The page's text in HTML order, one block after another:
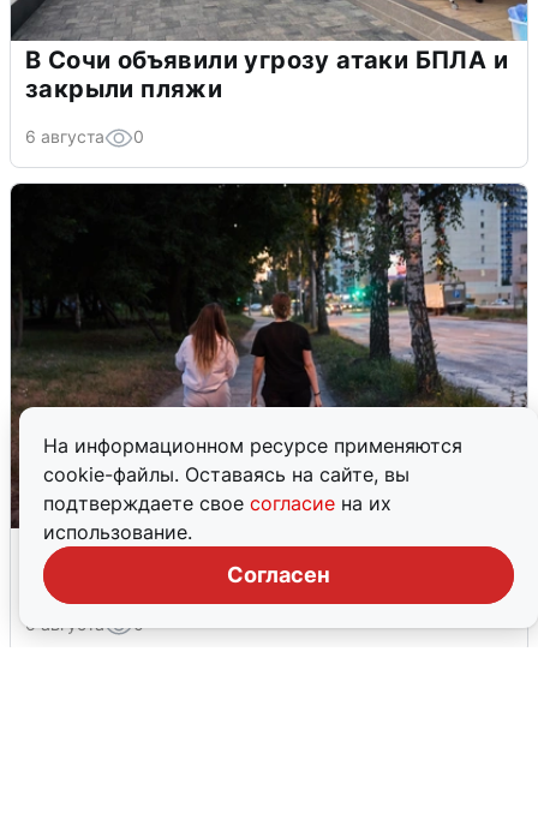
На информационном ресурсе применяются
cookie-файлы. Оставаясь на сайте, вы
подтверждаете свое согласие на их
использование.
Согласен
В Сочи объявили угрозу атаки БПЛА и
закрыли пляжи
6 августа 0
Опубликована карта отключений
воды в Воронеже
6 августа 0